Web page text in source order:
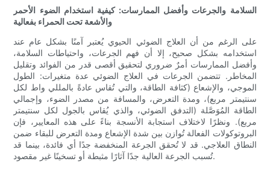
السلامة والجرعات وأفضل الممارسات: كيفية استخدام الضوء الأحمر
والأشعة تحت الحمراء بفعالية
على الرغم من أن العلاج الضوئي الحيوي يُعتبر آمنًا بشكل عام عند
استخدامه بشكل صحيح، إلا أن فهم الجرعات، واحتياطات السلامة،
وأفضل الممارسات أمرٌ ضروري لتحقيق أقصى قدر من الفوائد وتقليل
المخاطر. تتضمن الجرعات في العلاج الضوئي عدة متغيرات: الطول
الموجي، والإشعاع (كثافة الطاقة، والتي تُقاس عادةً بالمللي واط لكل
سنتيمتر مربع)، ومدة التعرض، والمسافة من مصدر الضوء، وإجمالي
الطاقة المُوَصَّلة (التدفق الضوئي، والذي يُقاس بالجول لكل سنتيمتر
مربع). ونظرًا لاختلاف استجابة الأنسجة بناءً على هذه المعايير، فإن
البروتوكولات الفعالة تُوازن بين شدة الإشعاع ومدة التعرض للبقاء ضمن
النطاق العلاجي. قد لا تُحقق الجرعة المنخفضة جدًا أي فائدة، بينما قد
تُسبب الجرعة العالية جدًا آثارًا مثبطة أو تسخينًا غير مقصود.